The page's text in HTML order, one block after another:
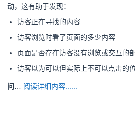
动，这有助于发现：
访客正在寻找的内容
访客浏览时看了页面的多少内容
页面是否存在访客没有浏览或交互的
访客以为可以但实际上不可以点击的
问 阅读详细内容......